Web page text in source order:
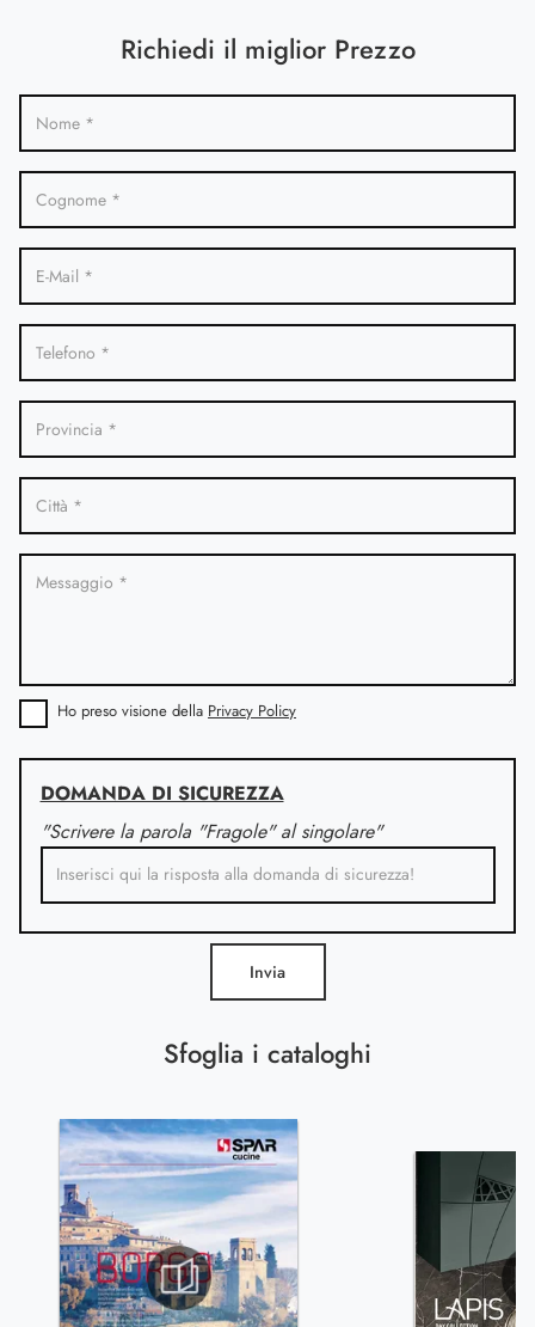
Sfoglia i cataloghi
Richiedi il miglior Prezzo
Ho preso visione della Privacy Policy
DOMANDA DI SICUREZZA
"Scrivere la parola "Fragole" al singolare"
Invia